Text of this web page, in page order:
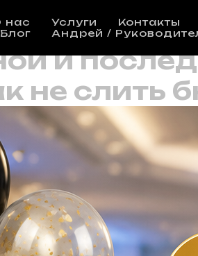
нас Услуги Контакты
Блог
Андрей /
и
не слить